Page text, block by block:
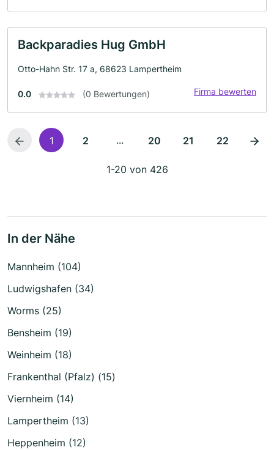
Backparadies Hug GmbH
Otto-Hahn Str. 17 a, 68623 Lampertheim
0.0 (0 Bewertungen) Firma bewerten
1 2 ... 20 21 22
1-20 von 426
In der Nähe
Mannheim (104)
Ludwigshafen (34)
Worms (25)
Bensheim (19)
Weinheim (18)
Frankenthal (Pfalz) (15)
Viernheim (14)
Lampertheim (13)
Heppenheim (12)